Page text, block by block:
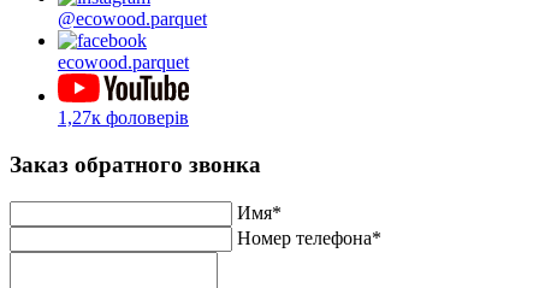
@ecowood.parquet
ecowood.parquet
1,27к фоловерів
Заказ обратного звонка
Имя*
Номер телефона*